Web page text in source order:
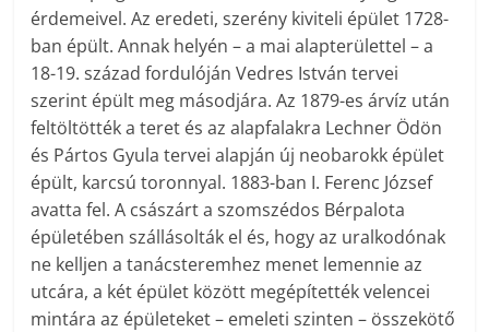
érdemeivel. Az eredeti, szerény kiviteli épület 1728-
ban épült. Annak helyén – a mai alapterülettel – a
18-19. század fordulóján Vedres István tervei
szerint épült meg másodjára. Az 1879-es árvíz után
feltöltötték a teret és az alapfalakra Lechner Ödön
és Pártos Gyula tervei alapján új neobarokk épület
épült, karcsú toronnyal. 1883-ban I. Ferenc József
avatta fel. A császárt a szomszédos Bérpalota
épületében szállásolták el és, hogy az uralkodónak
ne kelljen a tanácsteremhez menet lemennie az
utcára, a két épület között megépítették velencei
mintára az épületeket – emeleti szinten – összekötő